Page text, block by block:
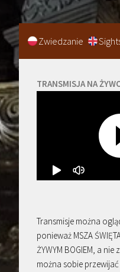
Zwiedzanie
TRANSMISJA NA
Transmisje można
ponieważ MSZA
ŻYWYM BOGIEM, a
można sobie